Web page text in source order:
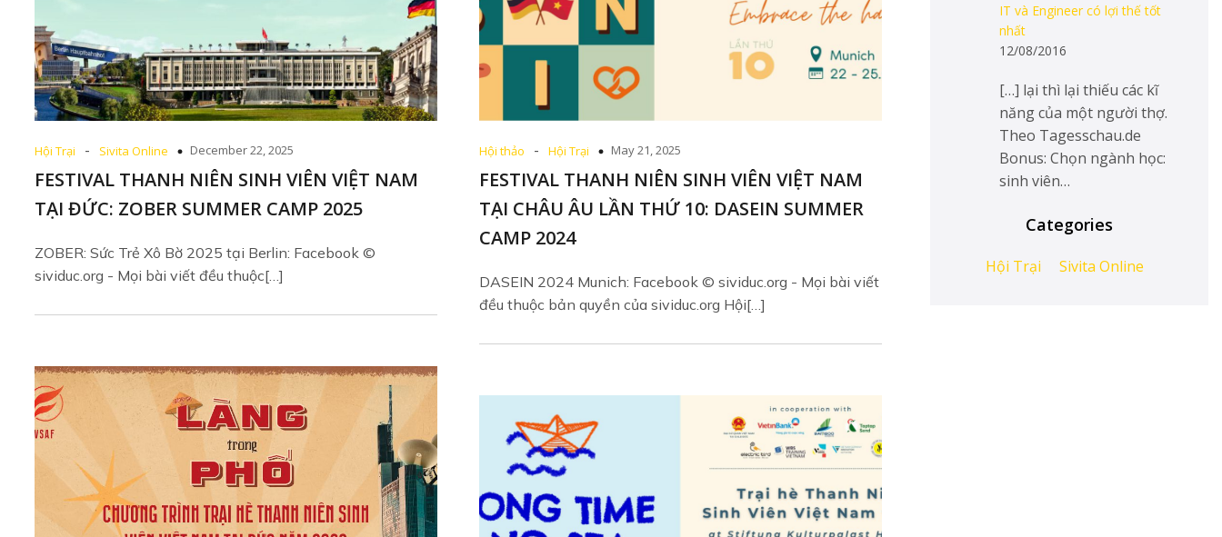
Hội Trại - Sivita Online December 22, 2025
FESTIVAL THANH NIÊN SINH VIÊN VIỆT NAM
TẠI ĐỨC: ZOBER SUMMER CAMP 2025
ZOBER: Sức Trẻ Xô Bờ 2025 tại Berlin: Facebook ©
sividuc.org - Mọi bài viết đều thuộc[…]
Hội thảo - Hội Trại May 21, 2025
FESTIVAL THANH NIÊN SINH VIÊN VIỆT NAM
TẠI CHÂU ÂU LẦN THỨ 10: DASEIN SUMMER
CAMP 2024
DASEIN 2024 Munich: Facebook © sividuc.org - Mọi bài viết
đều thuộc bản quyền của sividuc.org Hội[…]
IT và Engineer có lợi thế tốt
nhất
12/08/2016
[…] lại thì lại thiếu các kĩ
năng của một người thợ.
Theo Tagesschau.de
Bonus: Chọn ngành học:
sinh viên…
Categories
Hội Trại Sivita Online